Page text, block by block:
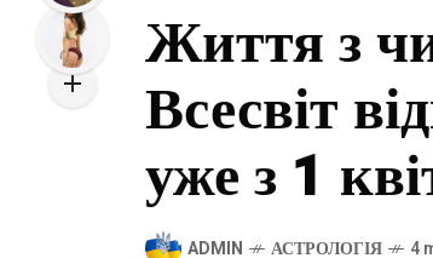
Життя з
Всесвіт
уже з 1
ADMIN АСТРОЛОГІЯ 4